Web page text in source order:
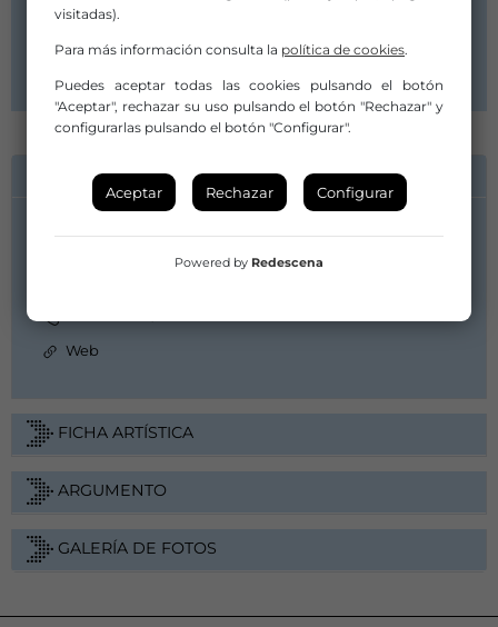
10 enero 2007
Txalo Producciones
INFORMACIÓN DE CONTACTO
Compañía/Artista:
Txalo Producciones
Web
FICHA ARTÍSTICA
ARGUMENTO
GALERÍA DE FOTOS
visitadas).
Para más información consulta la política de cookies.
Puedes aceptar todas las cookies pulsando el botón
"Aceptar", rechazar su uso pulsando el botón "Rechazar" y
configurarlas pulsando el botón "Configurar".
Aceptar Rechazar Configurar
Powered by Redescena